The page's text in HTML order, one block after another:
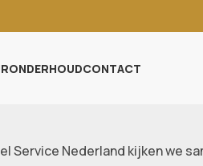
ONDERHOUDCONTACT
Service Nederland kijken we